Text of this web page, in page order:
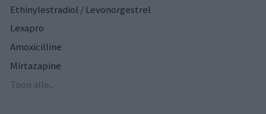
Ethinylestradiol / Levonorgestrel
Lexapro
Amoxicilline
Mirtazapine
Toon alle...